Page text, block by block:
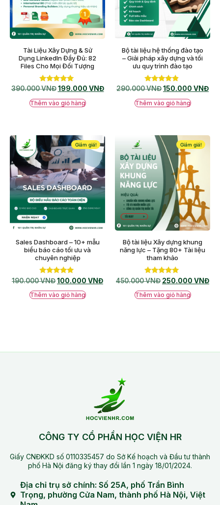
Tài Liệu Xây Dựng & Sử
Dụng LinkedIn Đầy Đủ: 82
Files Cho Mọi Đối Tượng
Được xếp
hạng
5.00
5 sao
390.000VNĐ 199.000 VNĐ
Thêm vào giỏ hàng
Bộ tài liệu hệ thống đào tạo
– Giải pháp xây dựng và tối
ưu quy trình đào tạo
Được xếp
hạng
4.67
5 sao
290.000VNĐ150.000 VNĐ
Thêm vào giỏ hàng
Giảm giá!
Sales Dashboard – 10+ mẫu
biểu báo cáo tối ưu và
chuyên nghiệp
Được xếp
hạng
5.00
5 sao
190.000VNĐ100.000 VNĐ
Thêm vào giỏ hàng
Giảm giá!
Bộ tài liệu Xây dựng khung
năng lực – Tặng 80+ Tài liệu
tham khảo
Được xếp
hạng
5.00
5 sao
450.000VNĐ 250.000 VNĐ
Thêm vào giỏ hàng
CÔNG TY CỔ PHẦN HỌC VIỆN HR
Giấy CNĐKKD số 0110335457 do Sở Kế hoạch và Đầu tư thành
phố Hà Nội đăng ký thay đổi lần 1 ngày 18/01/2024.
Địa chỉ trụ sở chính: Số 25A, phố Trần Bình
Trọng, phường Cửa Nam, thành phố Hà Nội, Việt